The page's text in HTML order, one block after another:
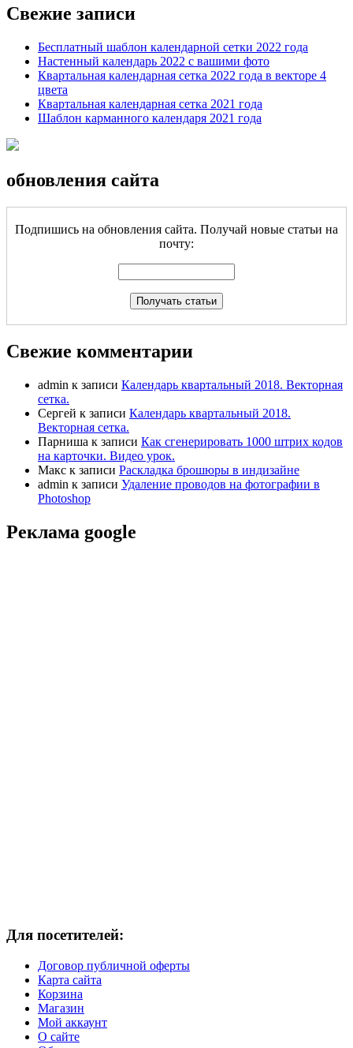
Свежие записи
Бесплатный шаблон календарной сетки 2022 года
Настенный календарь 2022 с вашими фото
Квартальная календарная сетка 2022 года в векторе 4
цвета
Квартальная календарная сетка 2021 года
Шаблон карманного календаря 2021 года
обновления сайта
Подпишись на обновления сайта. Получай новые статьи на
почту:
Свежие комментарии
admin к записи Календарь квартальный 2018. Векторная
сетка.
Сергей к записи Календарь квартальный 2018.
Векторная сетка.
Парниша к записи Как сгенерировать 1000 штрих кодов
на карточки. Видео урок.
Макс к записи Раскладка брошюры в индизайне
admin к записи Удаление проводов на фотографии в
Photoshop
Реклама google
Для посетителей:
Договор публичной оферты
Карта сайта
Корзина
Магазин
Мой аккаунт
О сайте